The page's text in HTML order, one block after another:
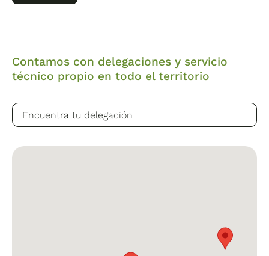
Contamos con delegaciones y servicio
técnico propio en todo el territorio